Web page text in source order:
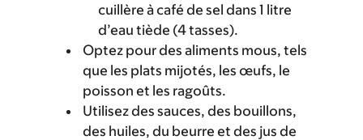
cuillère à café de sel dans 1 litre
d’eau tiède (4 tasses).
Optez pour des aliments mous, tels
que les plats mijotés, les œufs, le
poisson et les ragoûts.
Utilisez des sauces, des bouillons,
des huiles, du beurre et des jus de